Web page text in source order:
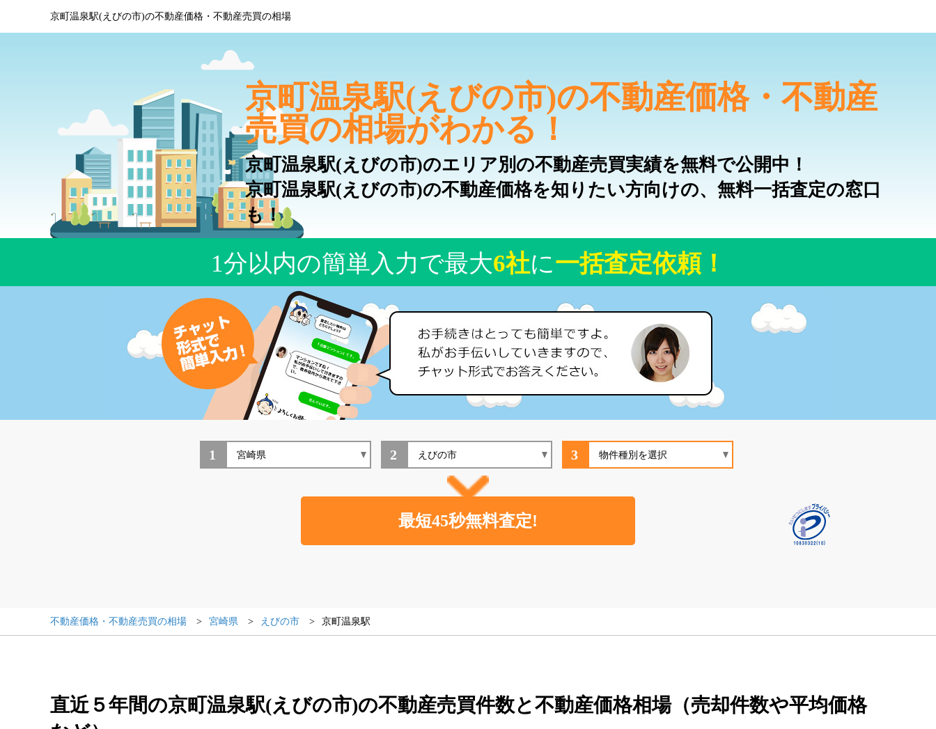
京町温泉駅(えびの市)の不動産価格・不動産売買の相場
京町温泉駅(えびの市)の不動産価格・不動産
売買の相場がわかる！
京町温泉駅(えびの市)のエリア別の不動産売買実績を無料で公開中！
京町温泉駅(えびの市)の不動産価格を知りたい方向けの、無料一括査定の窓口
も！
1分以内の簡単入力で最大6社に一括査定依頼！
1 2 3
不動産価格・不動産売買の相場 宮崎県 えびの市 京町温泉駅
直近５年間の京町温泉駅(えびの市)の不動産売買件数と不動産価格相場（売却件数や平均価格